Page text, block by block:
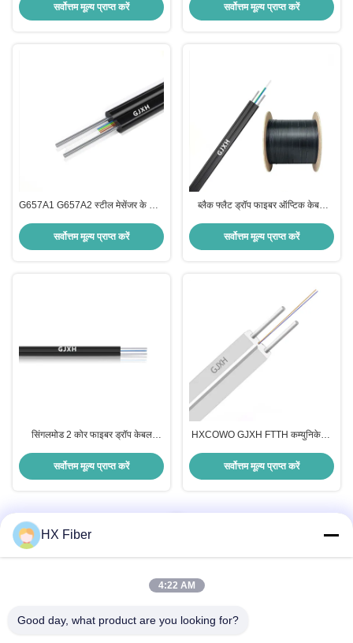
केबल के साथ
सर्वोत्तम मूल्य प्राप्त करें
सर्वोत्तम मूल्य प्राप्त करें
G657A1 G657A2 स्टील मेसेंजर के साथ
1/2/4/6/8/12 कोर
सर्वोत्तम मूल्य प्राप्त करें
ब्लैक फ्लैट ड्रॉप फाइबर ऑप्टिक केबल
फ्लैट ड्रॉप फाइबर केबल
सर्वोत्तम मूल्य प्राप्त करें
सिंगलमोड 2 कोर फाइबर ड्रॉप केबल
सर्वोत्तम मूल्य प्राप्त करें
HXCOWO GJXH FTTH कम्युनिकेशन
कस्टम लंबाई
सर्वोत्तम मूल्य प्राप्त करें
त्वरित संपर्क करें
HX Fiber
4:22 AM
Good day, what product are you looking for?